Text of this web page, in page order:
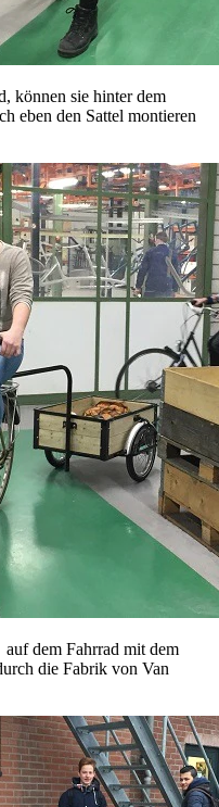
können sie hinter dem
eben den Sattel montieren
dem Fahrrad mit dem
die Fabrik von Van